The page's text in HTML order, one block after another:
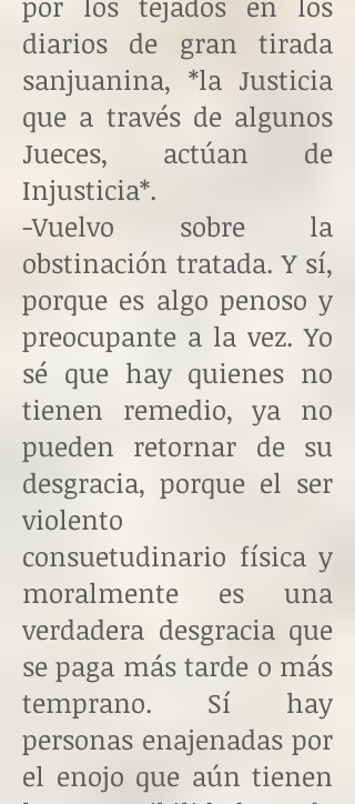
diarios de gran tirada
sanjuanina, *la Justicia
que a través de algunos
Jueces, actúan de
Injusticia*.
-Vuelvo sobre la
obstinación tratada. Y sí,
porque es algo penoso y
preocupante a la vez. Yo
sé que hay quienes no
tienen remedio, ya no
pueden retornar de su
desgracia, porque el ser
violento
consuetudinario física y
moralmente es una
verdadera desgracia que
se paga más tarde o más
temprano. Sí hay
personas enajenadas por
el enojo que aún tienen